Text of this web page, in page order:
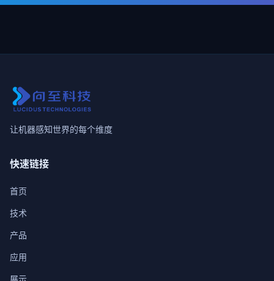
让机器感知世界的每个维度
快速链接
首页
技术
产品
应用
展示